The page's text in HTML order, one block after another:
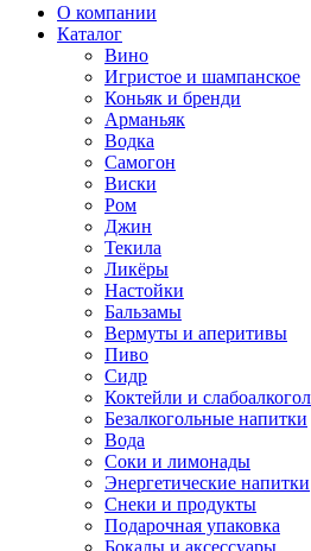
О компании
Каталог
Вино
Игристое и шампанское
Коньяк и бренди
Арманьяк
Водка
Самогон
Виски
Ром
Джин
Текила
Ликёры
Настойки
Бальзамы
Вермуты и аперитивы
Пиво
Сидр
Коктейли и
Безалкогольные напитки
Вода
Соки и лимонады
Энергетические напитки
Снеки и продукты
Подарочная упаковка
Бокалы и аксессуары